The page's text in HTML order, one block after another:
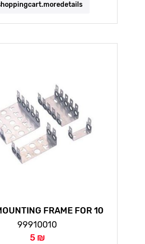
FRAME FOR 10
PAIRS
99910010
5 ₪